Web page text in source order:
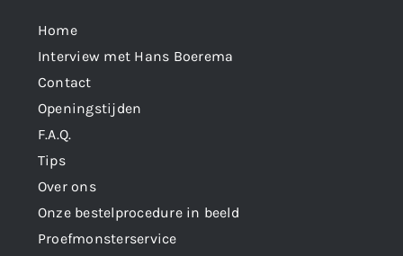
Home
Interview met Hans Boerema
Contact
Openingstijden
F.A.Q.
Tips
Over ons
Onze bestelprocedure in beeld
Proefmonsterservice